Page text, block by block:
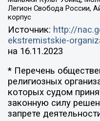
Легион Свобода России,
корпус
Источник: http://
ekstremistskie-
на 16.11.2023
* Перечень
религиозных
которых судом
законную силу
запрете